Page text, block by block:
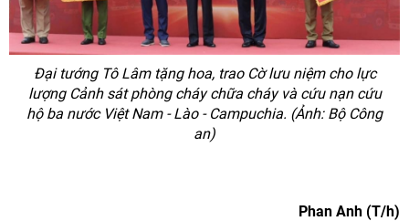
Đại tướng Tô Lâm tặng hoa, trao Cờ lưu niệm cho lực
lượng Cảnh sát phòng cháy chữa cháy và cứu nạn cứu
hộ ba nước Việt Nam - Lào - Campuchia. (Ảnh: Bộ Công
an)
Phan Anh (T/h)